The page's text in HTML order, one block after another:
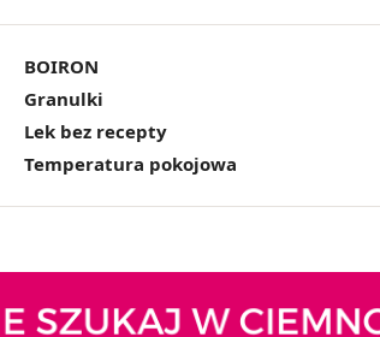
BOIRON
Granulki
Lek bez recepty
Temperatura pokojowa